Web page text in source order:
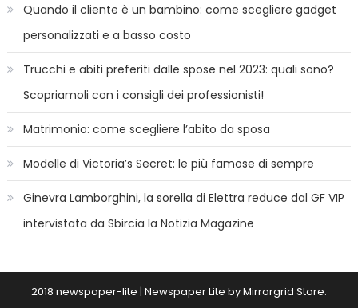
Quando il cliente è un bambino: come scegliere gadget
personalizzati e a basso costo
Trucchi e abiti preferiti dalle spose nel 2023: quali sono?
Scopriamoli con i consigli dei professionisti!
Matrimonio: come scegliere l’abito da sposa
Modelle di Victoria’s Secret: le più famose di sempre
Ginevra Lamborghini, la sorella di Elettra reduce dal GF VIP
intervistata da Sbircia la Notizia Magazine
2018 newspaper-lite | Newspaper Lite byMirrorgrid Store.